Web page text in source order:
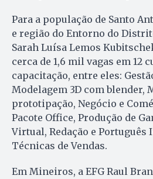
Para a população de Santo
e região do Entorno do
Sarah Luísa Lemos
cerca de 1,6 mil vagas em 12
capacitação, entre eles:
Modelagem 3D com blender,
prototipação, Negócio e
Pacote Office, Produção de
Virtual, Redação e Português
Técnicas de Vendas.
Em Mineiros, a EFG Raul